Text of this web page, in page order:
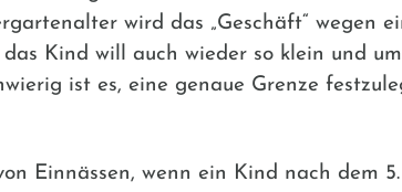
wird das „Geschäft“ wegen
Kind will auch wieder so klein und
ist es, eine genaue Grenze
Einnässen, wenn ein Kind nach dem